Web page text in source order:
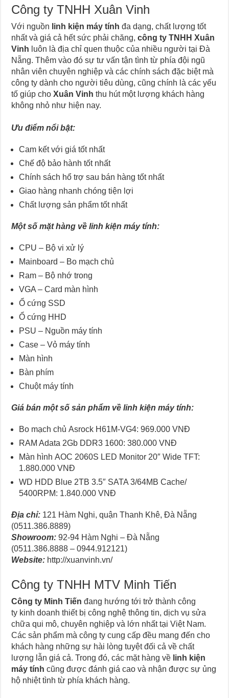
Công ty TNHH Xuân Vinh
Với nguồn linh kiện máy tính đa dạng, chất lượng tốt
nhất và giá cả hết sức phải chăng,công ty TNHH Xuân
Vinh luôn là địa chỉ quen thuộc của nhiều người tại Đà
Nẵng. Thêm vào đó sự tư vấn tận tình từ phía đội ngũ
nhân viên chuyên nghiệp và các chính sách đặc biệt mà
công ty dành cho người tiêu dùng, cũng chính là các yếu
tố giúp choXuân Vinh thu hút một lượng khách hàng
không nhỏ như hiện nay.
Ưu điểm nổi bật:
Cam kết với giá tốt nhất
Chế độ bảo hành tốt nhất
Chính sách hổ trợ sau bán hàng tốt nhất
Giao hàng nhanh chóng tiện lợi
Chất lượng sản phẩm tốt nhất
Một số mặt hàng về linh kiện máy tính:
CPU – Bộ vi xử lý
Mainboard – Bo mạch chủ
Ram – Bộ nhớ trong
VGA – Card màn hình
Ổ cứng SSD
Ổ cứng HHD
PSU – Nguồn máy tính
Case – Vỏ máy tính
Màn hình
Bàn phím
Chuột máy tính
Giá bán một số sản phẩm về linh kiện máy tính:
Bo mạch chủ Asrock H61M-VG4: 969.000 VNĐ
RAM Adata 2Gb DDR3 1600: 380.000 VNĐ
Màn hình AOC 2060S LED Monitor 20″ Wide TFT:
1.880.000 VNĐ
WD HDD Blue 2TB 3.5″ SATA 3/64MB Cache/
5400RPM: 1.840.000 VNĐ
Địa chỉ: 121 Hàm Nghi, quận Thanh Khê, Đà Nẵng
(0511.386.8889)
Showroom: 92-94 Hàm Nghi – Đà Nẵng
(0511.386.8888 – 0944.912121)
Website: http://xuanvinh.vn/
Công ty TNHH MTV Minh Tiến
Công ty Minh Tiến đang hướng tới trở thành công
ty kinh doanh thiết bị công nghệ thông tin, dịch vụ sửa
chữa qui mô, chuyên nghiệp và lớn nhất tại Việt Nam.
Các sản phẩm mà công ty cung cấp đều mang đến cho
khách hàng những sự hài lòng tuyệt đối cả về chất
lượng lẫn giá cả. Trong đó, các mặt hàng về linh kiện
máy tínhcũng được đánh giá cao và nhận được sự ủng
hộ nhiệt tình từ phía khách hàng.